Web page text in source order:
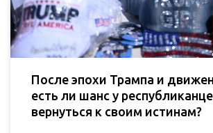
После эпохи Трампа и
есть ли шанс у
вернуться к своим истинам?